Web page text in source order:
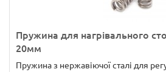
Пружина для нагрівального
20мм
Пружина з нержавіючої сталі для